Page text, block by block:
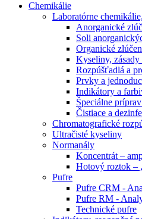
Chemikálie
Laboratórne
Anorganické
Soli
Organické
Kyseliny, zásady
Rozpúšťadlá a
Prvky a
Indikátory a
Špeciálne
Čistiace a
Chromatografické
Ultračisté kyseliny
Normanály
Koncentrát –
Hotový roztok –
Pufre
Pufre CRM -
Pufre RM -
Technické pufre